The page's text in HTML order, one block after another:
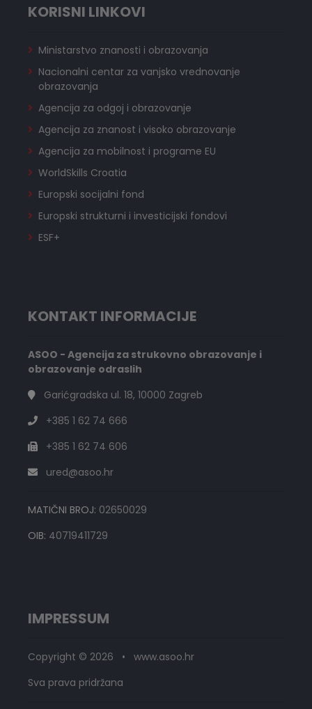
KORISNI LINKOVI
Ministarstvo znanosti i obrazovanja
Nacionalni centar za vanjsko vrednovanje
obrazovanja
Agencija za odgoj i obrazovanje
Agencija za znanost i visoko obrazovanje
Agencija za mobilnost i programe EU
WorldSkills Croatia
Europski socijalni fond
Europski strukturni i investicijski fondovi
ESF+
KONTAKT INFORMACIJE
ASOO - Agencija za strukovno obrazovanje i
obrazovanje odraslih
Garićgradska ul. 18, 10000 Zagreb
+385 1 62 74 666
+385 1 62 74 606
ured@asoo.hr
MATIČNI BROJ: 02650029
OIB: 40719411729
IMPRESSUM
Copyright © 2026 • www.asoo.hr
Sva prava pridržana